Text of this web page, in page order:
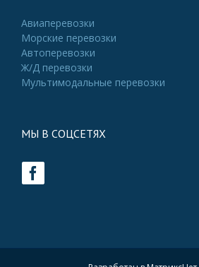
Авиаперевозки
Морские перевозки
Автоперевозки
Ж/Д перевозки
Мультимодальные перевозки
МЫ В СОЦСЕТЯХ